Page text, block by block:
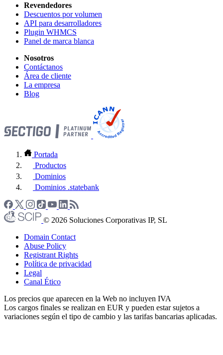
Revendedores
Descuentos por volumen
API para desarrolladores
Plugin WHMCS
Panel de marca blanca
Nosotros
Contáctanos
Área de cliente
La empresa
Blog
Portada
Productos
Dominios
Dominios .statebank
© 2026 Soluciones Corporativas IP, SL
Domain Contact
Abuse Policy
Registrant Rights
Política de privacidad
Legal
Canal Ético
Los precios que aparecen en la Web no incluyen IVA
Los cargos finales se realizan en EUR y pueden estar sujetos a
variaciones según el tipo de cambio y las tarifas bancarias aplicadas.